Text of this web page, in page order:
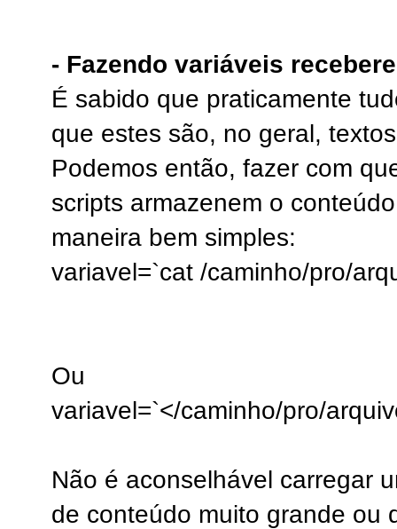
- Fazendo variáveis
É sabido que praticamente
que estes são, no geral,
Podemos então, fazer com
scripts armazenem o
maneira bem simples:
variavel=`cat /caminho/pro/
Ou
variavel=`</caminho/pro/
Não é aconselhável carregar
de conteúdo muito grande ou